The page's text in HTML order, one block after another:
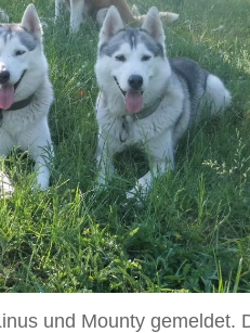
und Mounty gemeldet.